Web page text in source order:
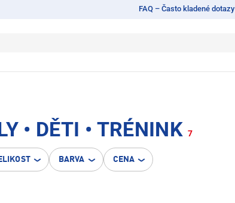
FAQ – Často kladené dotazy
• DĚTI • TRÉNINK 7
BARVA CENA